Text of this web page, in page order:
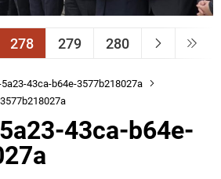
278 279 280
43ca-b64e-3577b218027a
43ca-b64e-